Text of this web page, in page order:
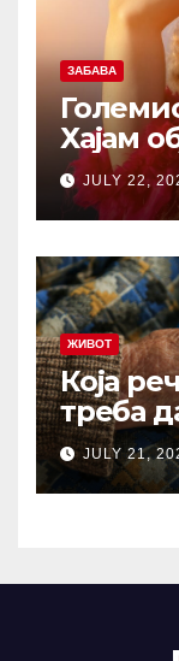
ЗАБАВА
Хајам
жалиме
1.000
еден
JULY 22,
ЖИВОТ
Која
треба
вашиот
кои
JULY 21,